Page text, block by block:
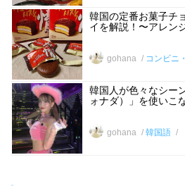
韓国の定番お菓子チ
イを解説！〜アレン
gohana コンビニ
韓国人が色々なシー
ォナダ）」を使いこ
gohana 韓国語